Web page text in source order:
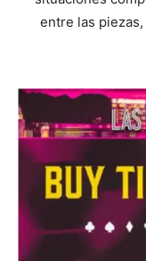
entre las